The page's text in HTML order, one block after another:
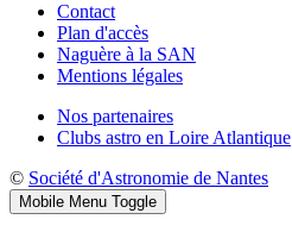
Contact
Plan d'accès
Naguère à la SAN
Mentions légales
Nos partenaires
Clubs astro en Loire Atlantique
© Société d'Astronomie de Nantes
Mobile Menu Toggle